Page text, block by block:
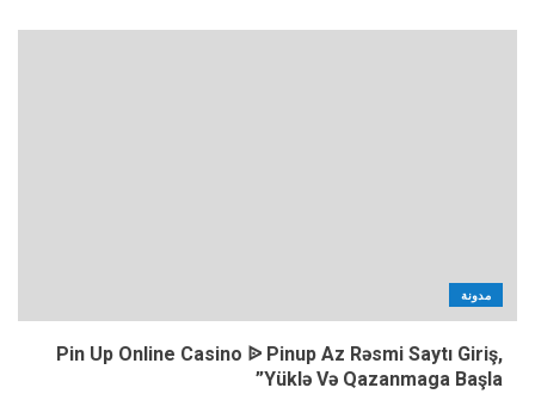
مدونة
Pin Up Online Casino ᐉ Pinup Az Rəsmi Saytı Giriş,
Yüklə Və Qazanmaga Başla”